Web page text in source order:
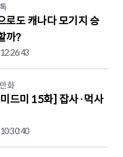
로도 캐나다 모기지 승
까?
화
드미 15화] 잡사·먹사